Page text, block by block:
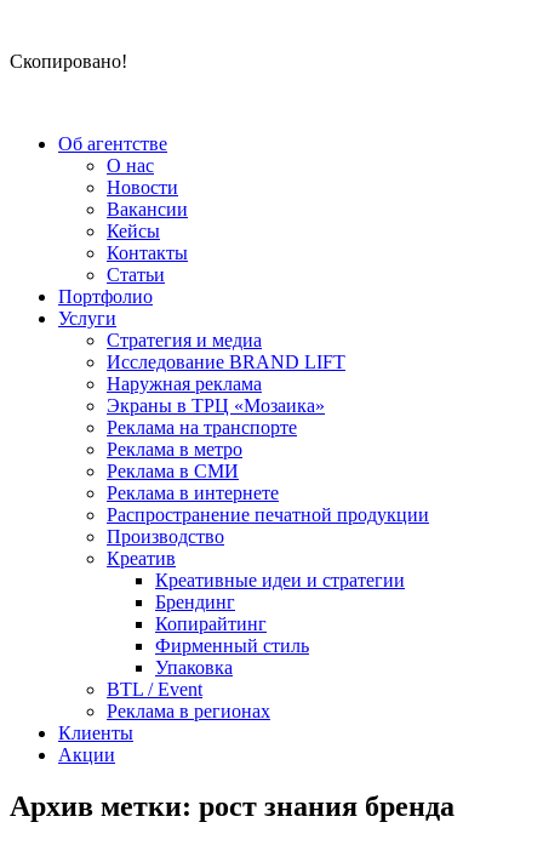
Скопировано!
Об агентстве
О нас
Новости
Вакансии
Кейсы
Контакты
Статьи
Портфолио
Услуги
Стратегия и медиа
Исследование BRAND LIFT
Наружная реклама
Экраны в ТРЦ «Мозаика»
Реклама на транспорте
Реклама в метро
Реклама в СМИ
Реклама в интернете
Распространение печатной продукции
Производство
Креатив
Креативные идеи и стратегии
Брендинг
Копирайтинг
Фирменный стиль
Упаковка
BTL / Event
Реклама в регионах
Клиенты
Акции
Архив метки: рост знания бренда